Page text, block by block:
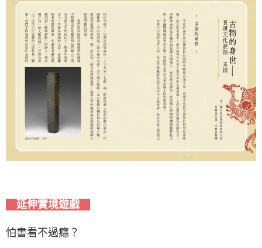
延伸實境遊戲
怕書看不過癮？